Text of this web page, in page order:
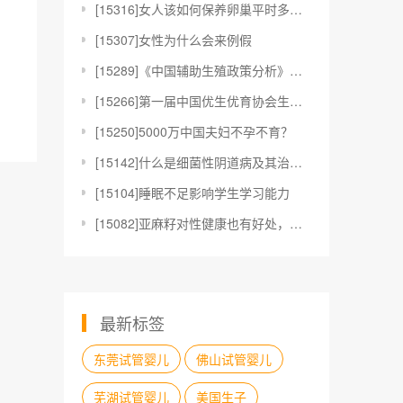
[15316]女人该如何保养卵巢平时多吃三大食物
[15307]女性为什么会来例假
[15289]《中国辅助生殖政策分析》报告重磅发布！内
[15266]第一届中国优生优育协会生育力保护与修复专
[15250]5000万中国夫妇不孕不育？
[15142]什么是细菌性阴道病及其治疗方法？
[15104]睡眠不足影响学生学习能力
[15082]亚麻籽对性健康也有好处，知道如何利用吗？
最新标签
东莞试管婴儿 佛山试管婴儿
芜湖试管婴儿 美国生子